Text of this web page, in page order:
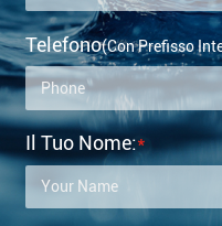
Telefono(con Prefisso
Il Tuo Nome:*